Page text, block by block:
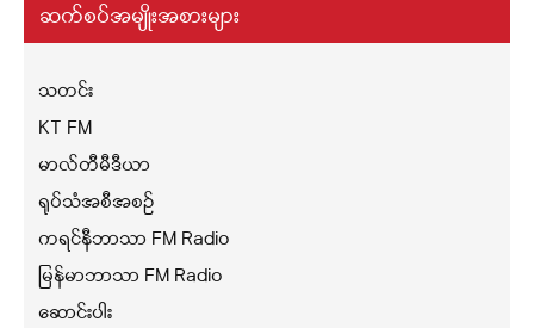
ဆက်စပ်အမျိုးအစားများ
သတင်း
KT FM
မာလ်တီမီဒီယာ
ရုပ်သံအစီအစဉ်
ကရင်နီဘာသာ FM Radio
မြန်မာဘာသာ FM Radio
ဆောင်းပါး